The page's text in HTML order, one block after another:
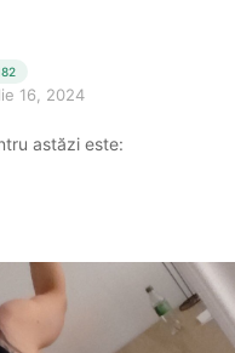
16, 2024
astăzi este: